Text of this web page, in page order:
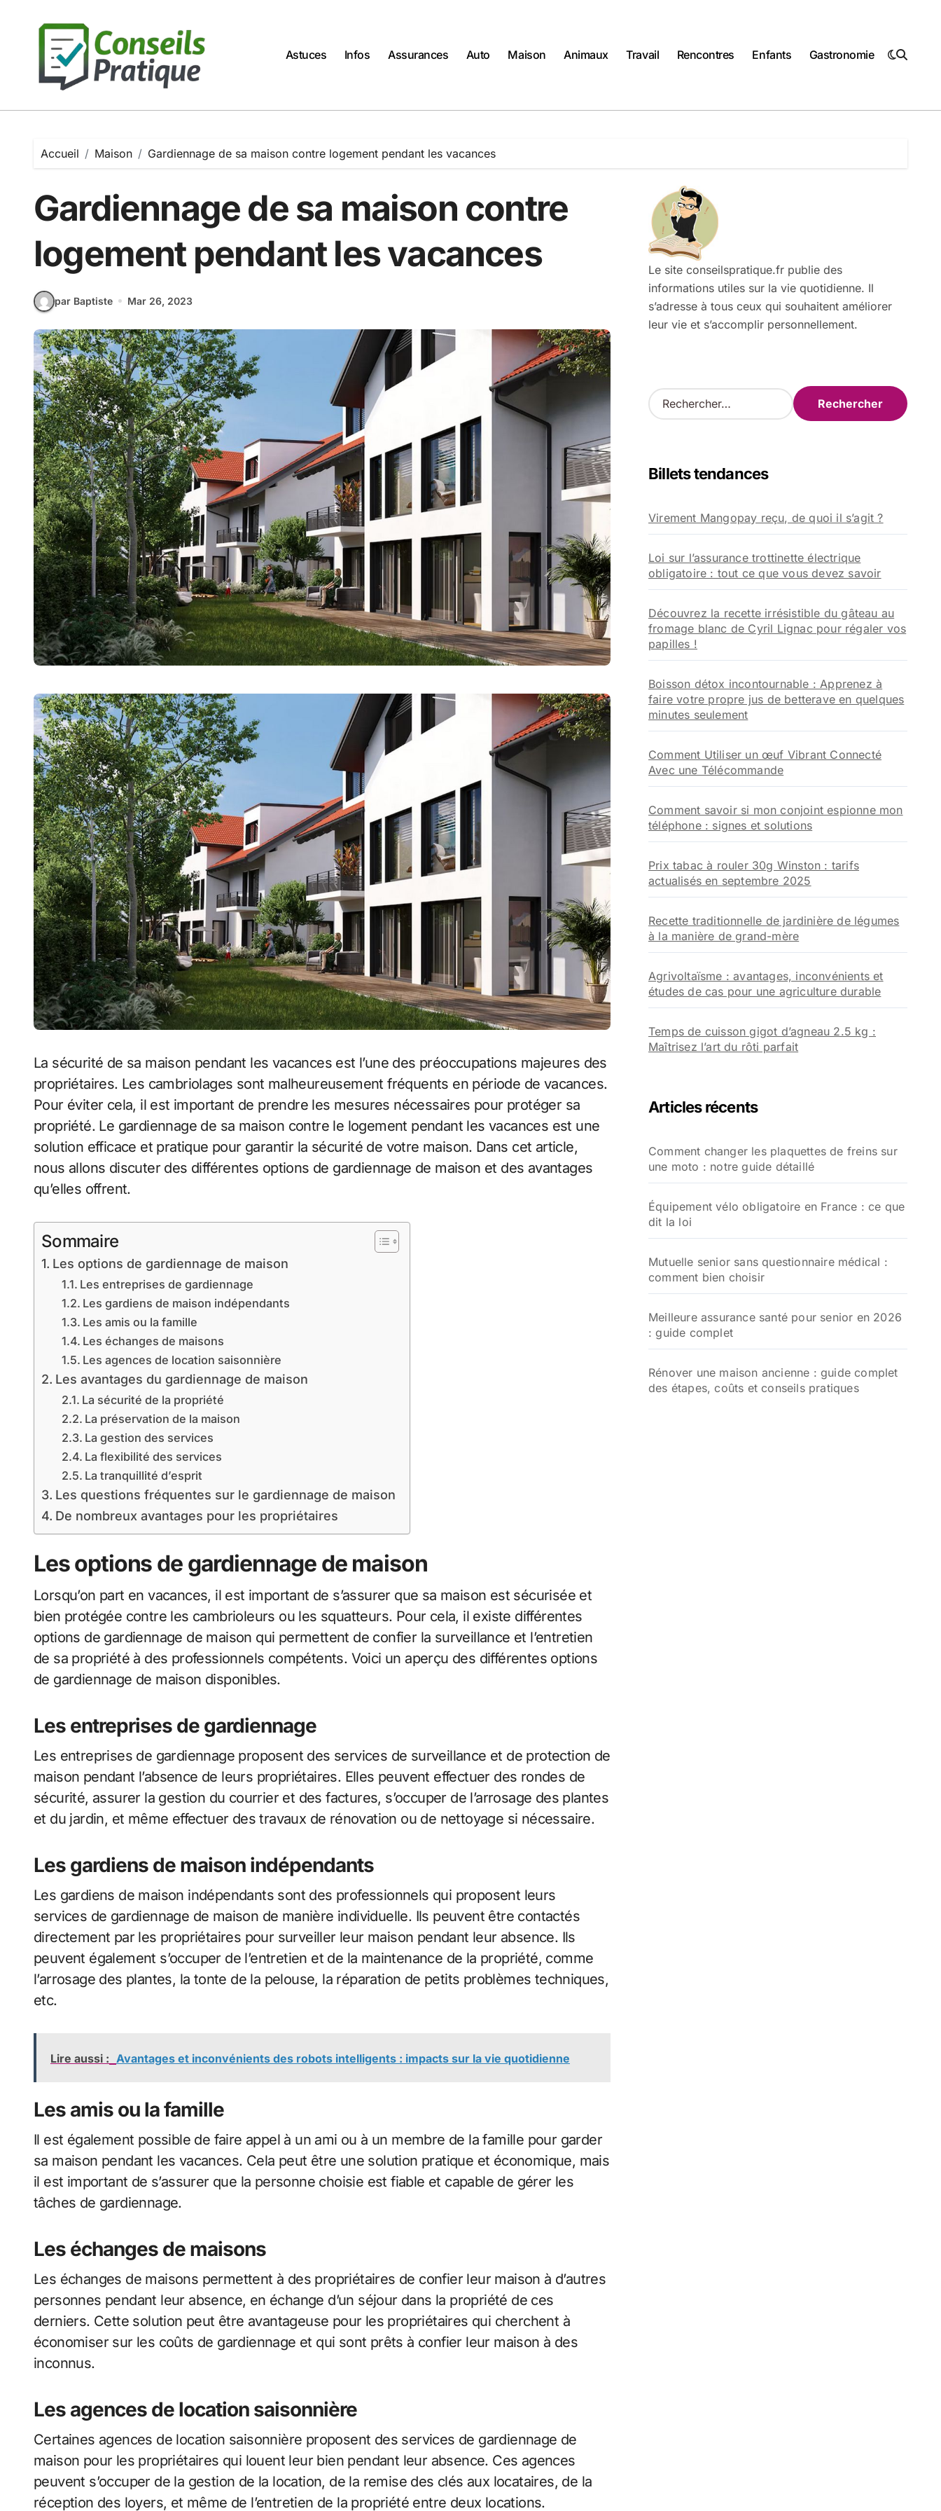
Astuces
Infos Assurances Auto Maison Animaux Travail Rencontres Enfants Gastronomie
Accueil Maison Gardiennage de sa maison contre logement pendant les vacances
Gardiennage de sa maison contre
logement pendant les vacances
par Baptiste Mar 26, 2023
La sécurité de sa maison pendant les vacances est l’une des préoccupations majeures des
propriétaires. Les cambriolages sont malheureusement fréquents en période de vacances.
Pour éviter cela, il est important de prendre les mesures nécessaires pour protéger sa
propriété. Le gardiennage de sa maison contre le logement pendant les vacances est une
solution efficace et pratique pour garantir la sécurité de votre maison. Dans cet article,
nous allons discuter des différentes options de gardiennage de maison et des avantages
qu’elles offrent.
Sommaire
Les options de gardiennage de maison
Les entreprises de gardiennage
Les gardiens de maison indépendants
Les amis ou la famille
Les échanges de maisons
Les agences de location saisonnière
Les avantages du gardiennage de maison
La sécurité de la propriété
La préservation de la maison
La gestion des services
La flexibilité des services
La tranquillité d’esprit
Les questions fréquentes sur le gardiennage de maison
De nombreux avantages pour les propriétaires
Les options de gardiennage de maison
Lorsqu’on part en vacances, il est important de s’assurer que sa maison est sécurisée et
bien protégée contre les cambrioleurs ou les squatteurs. Pour cela, il existe différentes
options de gardiennage de maison qui permettent de confier la surveillance et l’entretien
de sa propriété à des professionnels compétents. Voici un aperçu des différentes options
de gardiennage de maison disponibles.
Les entreprises de gardiennage
Les entreprises de gardiennage proposent des services de surveillance et de protection de
maison pendant l’absence de leurs propriétaires. Elles peuvent effectuer des rondes de
sécurité, assurer la gestion du courrier et des factures, s’occuper de l’arrosage des plantes
et du jardin, et même effectuer des travaux de rénovation ou de nettoyage si nécessaire.
Les gardiens de maison indépendants
Les gardiens de maison indépendants sont des professionnels qui proposent leurs
services de gardiennage de maison de manière individuelle. Ils peuvent être contactés
directement par les propriétaires pour surveiller leur maison pendant leur absence. Ils
peuvent également s’occuper de l’entretien et de la maintenance de la propriété, comme
l’arrosage des plantes, la tonte de la pelouse, la réparation de petits problèmes techniques,
etc.
Lire aussi : Avantages et inconvénients des robots intelligents : impacts sur la vie quotidienne
Les amis ou la famille
Il est également possible de faire appel à un ami ou à un membre de la famille pour garder
sa maison pendant les vacances. Cela peut être une solution pratique et économique, mais
il est important de s’assurer que la personne choisie est fiable et capable de gérer les
tâches de gardiennage.
Les échanges de maisons
Les échanges de maisons permettent à des propriétaires de confier leur maison à d’autres
personnes pendant leur absence, en échange d’un séjour dans la propriété de ces
derniers. Cette solution peut être avantageuse pour les propriétaires qui cherchent à
économiser sur les coûts de gardiennage et qui sont prêts à confier leur maison à des
inconnus.
Les agences de location saisonnière
Certaines agences de location saisonnière proposent des services de gardiennage de
maison pour les propriétaires qui louent leur bien pendant leur absence. Ces agences
peuvent s’occuper de la gestion de la location, de la remise des clés aux locataires, de la
réception des loyers, et même de l’entretien de la propriété entre deux locations.
Le site conseilspratique.fr publie des
informations utiles sur la vie quotidienne. Il
s’adresse à tous ceux qui souhaitent améliorer
leur vie et s’accomplir personnellement.
R
e
r
e
r
:
Billets tendances
Virement Mangopay reçu, de quoi il s’agit ?
Loi sur l’assurance trottinette électrique
obligatoire : tout ce que vous devez savoir
Découvrez la recette irrésistible du gâteau au
fromage blanc de Cyril Lignac pour régaler vos
papilles !
Boisson détox incontournable : Apprenez à
faire votre propre jus de betterave en quelques
minutes seulement
Comment Utiliser un œuf Vibrant Connecté
Avec une Télécommande
Comment savoir si mon conjoint espionne mon
téléphone : signes et solutions
Prix tabac à rouler 30g Winston : tarifs
actualisés en septembre 2025
Recette traditionnelle de jardinière de légumes
à la manière de grand-mère
Agrivoltaïsme : avantages, inconvénients et
études de cas pour une agriculture durable
Temps de cuisson gigot d’agneau 2.5 kg :
Maîtrisez l’art du rôti parfait
Articles récents
Comment changer les plaquettes de freins sur
une moto : notre guide détaillé
Équipement vélo obligatoire en France : ce que
dit la loi
Mutuelle senior sans questionnaire médical :
comment bien choisir
Meilleure assurance santé pour senior en 2026
: guide complet
Rénover une maison ancienne : guide complet
des étapes, coûts et conseils pratiques